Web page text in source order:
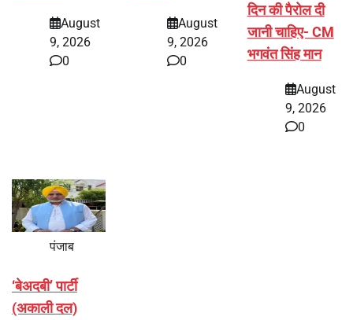
August
9, 2026
0
August
9, 2026
0
दिन की पैरोल दी
जानी चाहिए- CM
भगवंत सिंह मान
August
9, 2026
0
पंजाब
‘बेअदबी’ पार्टी
(अकाली दल)